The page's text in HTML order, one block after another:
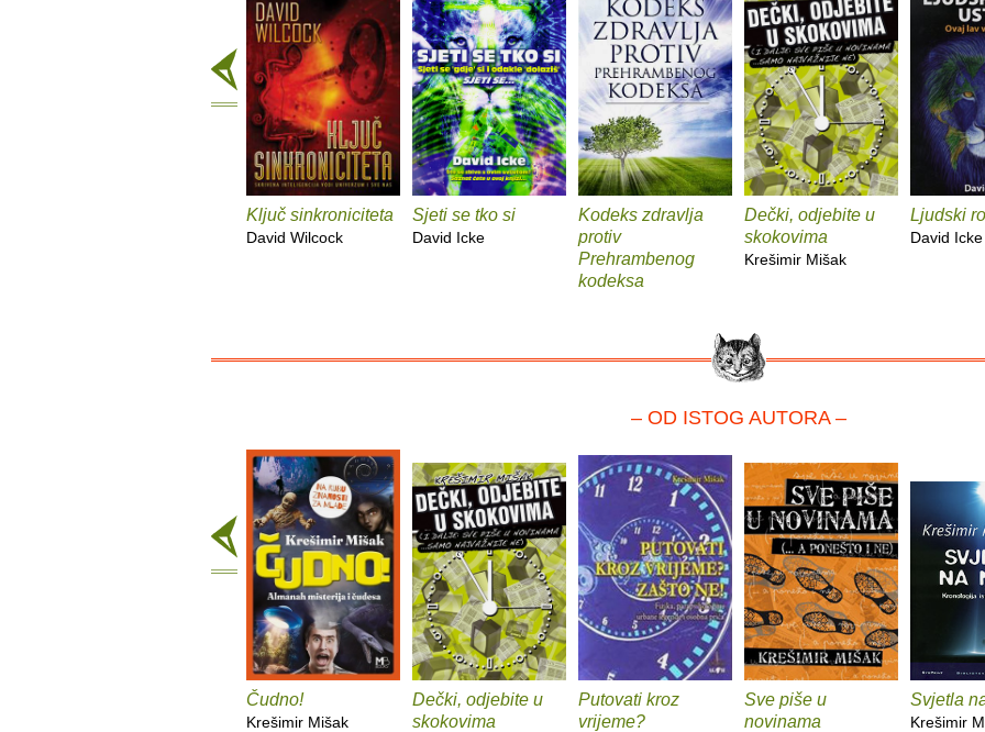
Ključ sinkroniciteta
David Wilcock
Sjeti se tko si
David Icke
Kodeks zdravlja
protiv
Prehrambenog
kodeksa
Dečki, odjebite u
skokovima
Krešimir Mišak
Ljudski
David Icke
– OD ISTOG AUTORA –
Čudno!
Krešimir Mišak
Dečki, odjebite u
skokovima
Putovati kroz
vrijeme?
Sve piše u
novinama
Svjetla
Krešimir